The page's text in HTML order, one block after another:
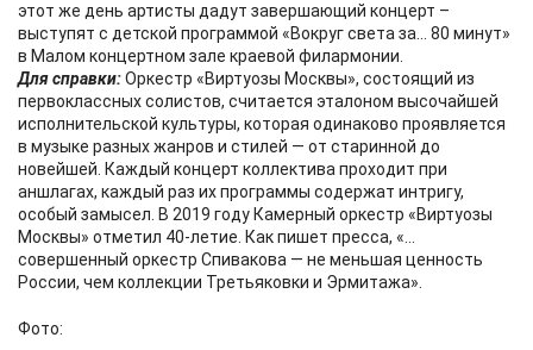
этот же день артисты дадут завершающий концерт –
выступят с детской программой «Вокруг света за… 80 минут»
в Малом концертном зале краевой филармонии.
Для справки:Оркестр «Виртуозы Москвы», состоящий из
первоклассных солистов, считается эталоном высочайшей
исполнительской культуры, которая одинаково проявляется
в музыке разных жанров и стилей — от старинной до
новейшей. Каждый концерт коллектива проходит при
аншлагах, каждый раз их программы содержат интригу,
особый замысел. В 2019 году Камерный оркестр «Виртуозы
Москвы» отметил 40-летие. Как пишет пресса, «…
совершенный оркестр Спивакова — не меньшая ценность
России, чем коллекции Третьяковки и Эрмитажа».
Фото: